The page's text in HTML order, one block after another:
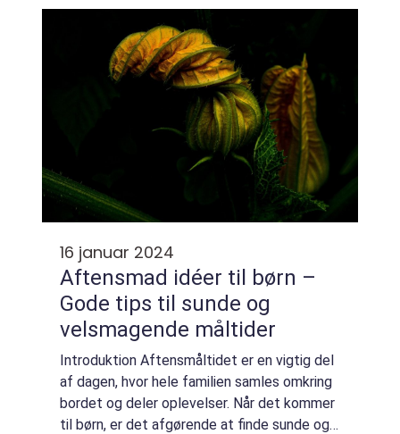
kan sammensætte deres kost for at op...
16 januar 2024
Aftensmad idéer til børn –
Gode tips til sunde og
velsmagende måltider
Introduktion Aftensmåltidet er en vigtig del
af dagen, hvor hele familien samles omkring
bordet og deler oplevelser. Når det kommer
til børn, er det afgørende at finde sunde og